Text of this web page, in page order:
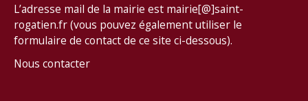
L’adresse mail de la mairie est mairie[@]saint-
rogatien.fr (vous pouvez également utiliser le
formulaire de contact de ce site ci-dessous).
Nous contacter